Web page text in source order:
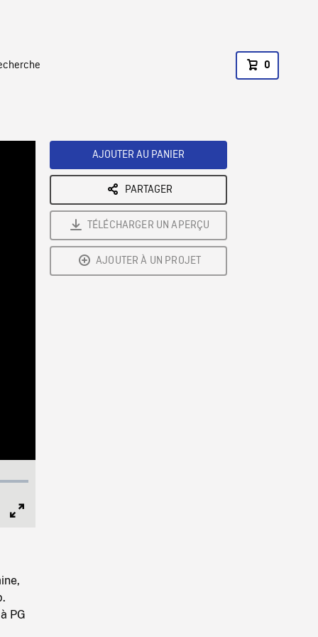
0
PG
AJOUTER AU PANIER
PARTAGER
TÉLÉCHARGER UN APERÇU
AJOUTER À UN PROJET